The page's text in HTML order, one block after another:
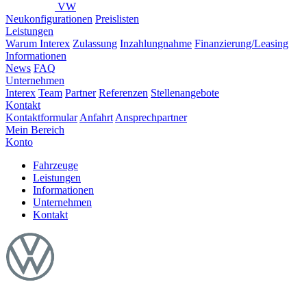
VW
Neukonfigurationen Preislisten
Leistungen
Warum Interex Zulassung Inzahlungnahme Finanzierung/Leasing
Informationen
News FAQ
Unternehmen
Interex Team Partner Referenzen Stellenangebote
Kontakt
Kontaktformular Anfahrt Ansprechpartner
Mein Bereich
Konto
Fahrzeuge
Leistungen
Informationen
Unternehmen
Kontakt